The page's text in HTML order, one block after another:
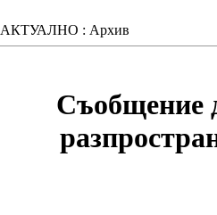
АКТУАЛНО : Архив
Съобщение